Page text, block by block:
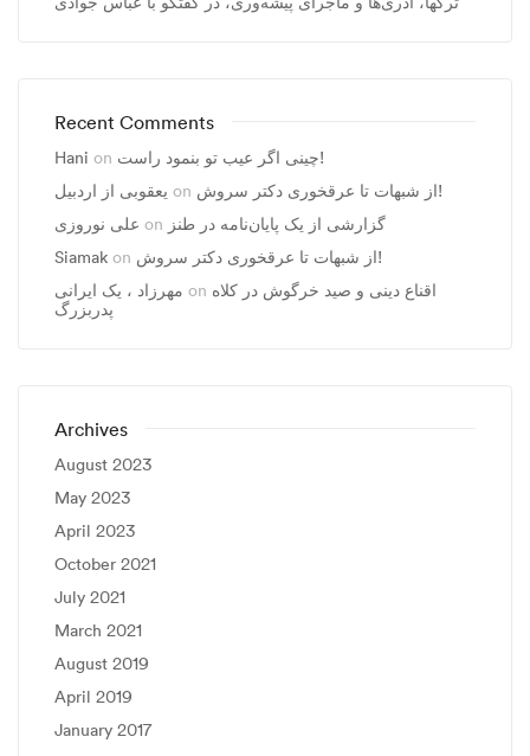
Recent Comments
Hani on
چینی اگر عیب تو بنمود راست!
یعقوبی از اردبیل on
از شبهات تا عرقخوری دکتر سروش!
علی نوروزی on گزارشی از یک پایان‌نامه در طنز
Siamak on
از شبهات تا عرقخوری دکتر سروش!
مهرزاد ، يک ايرانی on اقناع دینی و صید خرگوش در کلاه
پدربزرگ
Archives
August 2023
May 2023
April 2023
October 2021
July 2021
March 2021
August 2019
April 2019
January 2017